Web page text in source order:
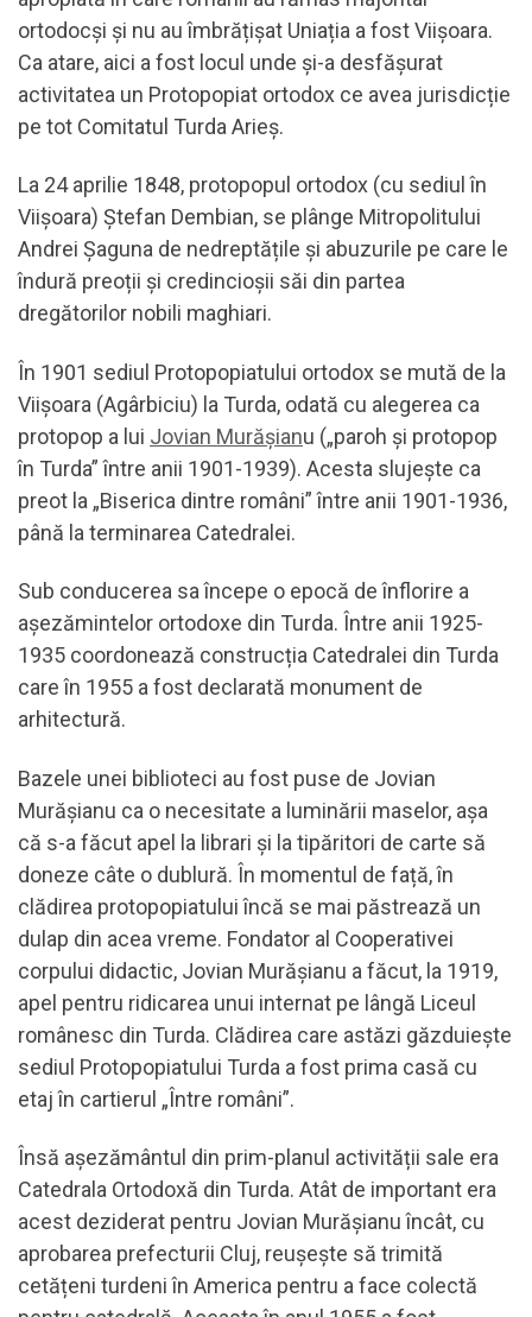
ortodocși și nu au îmbrățișat Uniația a fost Viișoara.
Ca atare, aici a fost locul unde și-a desfășurat
activitatea un Protopopiat ortodox ce avea jurisdicție
pe tot Comitatul Turda Arieș.
La 24 aprilie 1848, protopopul ortodox (cu sediul în
Viișoara) Ștefan Dembian, se plânge Mitropolitului
Andrei Șaguna de nedreptățile și abuzurile pe care le
îndură preoții și credincioșii săi din partea
dregătorilor nobili maghiari.
În 1901 sediul Protopopiatului ortodox se mută de la
Viișoara (Agârbiciu) la Turda, odată cu alegerea ca
protopop a lui Jovian Murășianu („paroh și protopop
în Turda” între anii 1901-1939). Acesta slujește ca
preot la „Biserica dintre români” între anii 1901-1936,
până la terminarea Catedralei.
Sub conducerea sa începe o epocă de înflorire a
așezămintelor ortodoxe din Turda. Între anii 1925-
1935 coordonează construcția Catedralei din Turda
care în 1955 a fost declarată monument de
arhitectură.
Bazele unei biblioteci au fost puse de Jovian
Murăşianu ca o necesitate a luminării maselor, așa
că s-a făcut apel la librari și la tipăritori de carte să
doneze câte o dublură. În momentul de față, în
clădirea protopopiatului încă se mai păstrează un
dulap din acea vreme. Fondator al Cooperativei
corpului didactic, Jovian Murășianu a făcut, la 1919,
apel pentru ridicarea unui internat pe lângă Liceul
românesc din Turda. Clădirea care astăzi găzduiește
sediul Protopopiatului Turda a fost prima casă cu
etaj în cartierul „Între români”.
Însă așezământul din prim-planul activității sale era
Catedrala Ortodoxă din Turda. Atât de important era
acest deziderat pentru Jovian Murășianu încât, cu
aprobarea prefecturii Cluj, reușește să trimită
cetățeni turdeni în America pentru a face colectă